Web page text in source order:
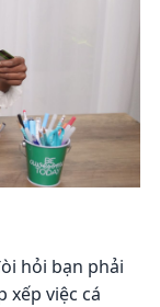
hỏi bạn phải
xếp việc cá